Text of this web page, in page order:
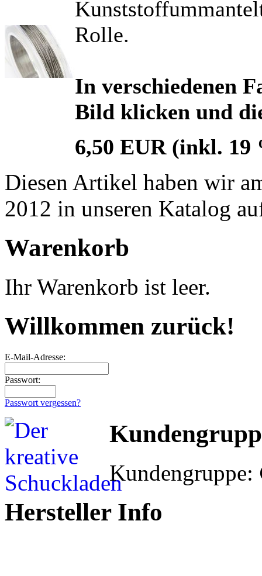
Rolle.
In verschiedenen
Bild klicken und
6,50 EUR (inkl. 19
Diesen Artikel haben wir
2012 in unseren Katalog
Warenkorb
Ihr Warenkorb ist leer.
Willkommen zurück!
E-Mail-Adresse:
Passwort:
Passwort vergessen?
Kundengruppe:
Hersteller Info